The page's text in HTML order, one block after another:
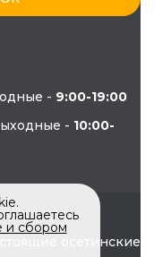
- 9:00-19:00
- 10:00-
осетинские
и сбором